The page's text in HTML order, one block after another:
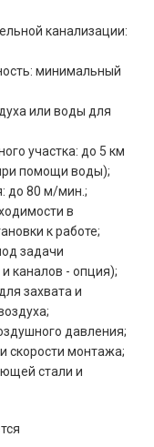
канализации:
минимальный
или воды для
участка: до 5 км
помощи воды);
до 80 м/мин.;
в
к работе;
задачи
каналов - опция);
захвата и
давления;
скорости монтажа;
стали и